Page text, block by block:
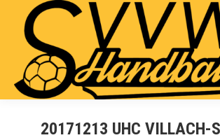
20171213 UHC VILLACH-